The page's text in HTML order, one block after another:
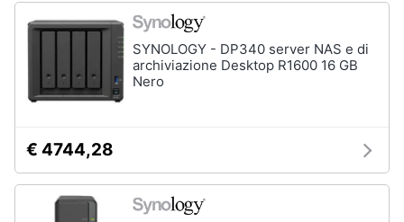
SYNOLOGY - DP340 server NAS e di
archiviazione Desktop R1600 16 GB
Nero
€ 4744,28